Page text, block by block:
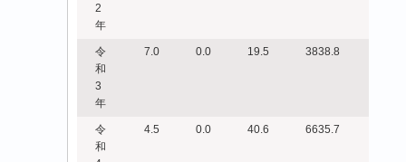
2
年
令
和
3
年
7.0 0.0 19.5 3838.8
令
和
4.5 0.0 40.6 6635.7